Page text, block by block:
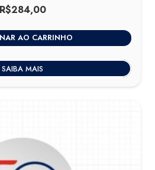
R$284,00
AO CARRINHO
SAIBA MAIS